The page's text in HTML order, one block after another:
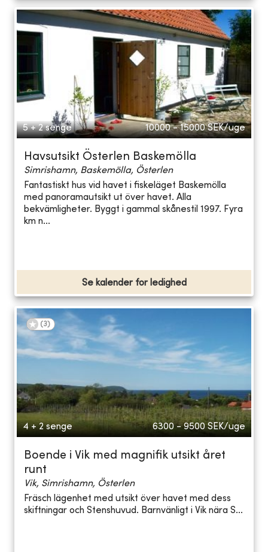
5 + 2 senge 10000 - 15000 SEK/uge
Havsutsikt Österlen Baskemölla
Simrishamn, Baskemölla, Österlen
Fantastiskt hus vid havet i fiskeläget Baskemölla
med panoramautsikt ut över havet. Alla
bekvämligheter. Byggt i gammal skånestil 1997. Fyra
km n...
Se kalender for ledighed
(3)
4 + 2 senge 6300 - 9500 SEK/uge
Boende i Vik med magnifik utsikt året
runt
Vik, Simrishamn, Österlen
Fräsch lägenhet med utsikt över havet med dess
skiftningar och Stenshuvud. Barnvänligt i Vik nära S...